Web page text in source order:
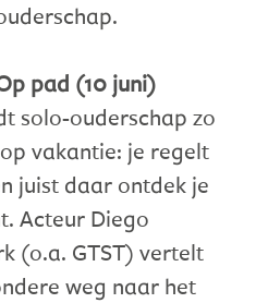
pad (10 juni)
solo-ouderschap zo
vakantie: je regelt
juist daar ontdek je
Acteur Diego
(o.a. GTST) vertelt
weg naar het